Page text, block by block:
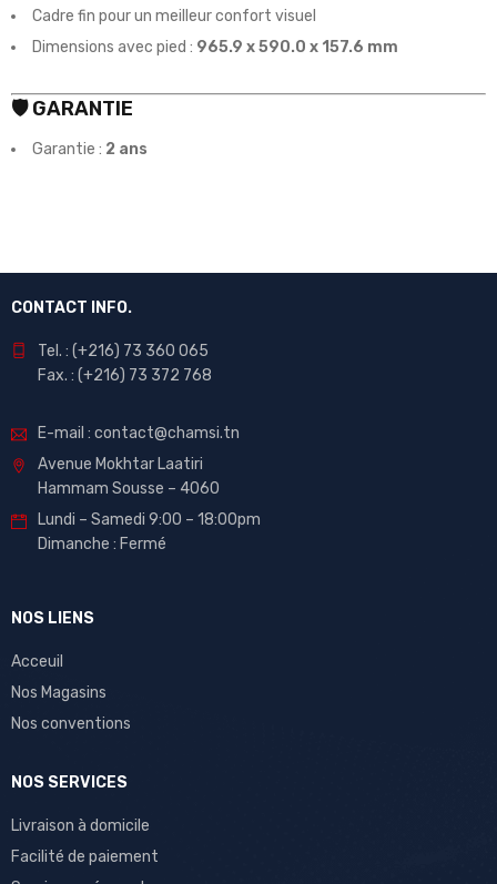
Cadre fin pour un meilleur confort visuel
Dimensions avec pied : 965.9 x 590.0 x 157.6 mm
🛡️ GARANTIE
Garantie : 2 ans
CONTACT INFO.
Tel. : (+216) 73 360 065
Fax. : (+216) 73 372 768
E-mail : contact@chamsi.tn
Avenue Mokhtar Laatiri
Hammam Sousse – 4060
Lundi – Samedi 9:00 – 18:00pm
Dimanche : Fermé
NOS LIENS
Acceuil
Nos Magasins
Nos conventions
NOS SERVICES
Livraison à domicile
Facilité de paiement